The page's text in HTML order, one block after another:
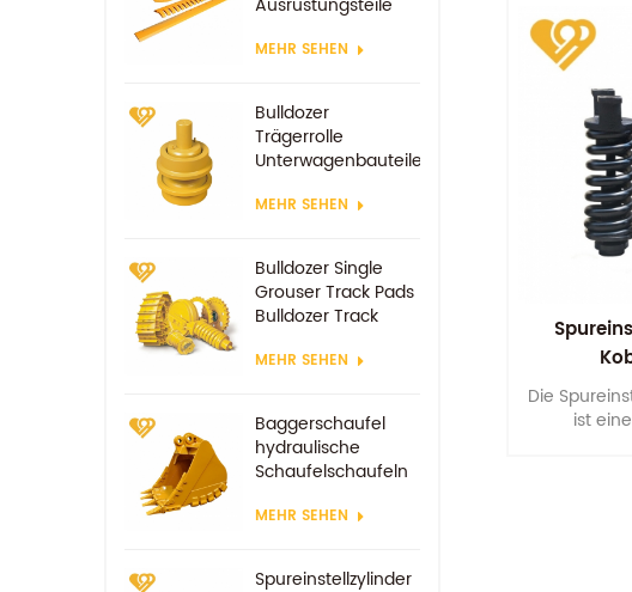
MEHR SEHEN
Bulldozer
Trägerrolle
Unterwagenbauteile
MEHR SEHEN
Bulldozer Single
Grouser Track Pads
Bulldozer Track
MEHR SEHEN
Baggerschaufel
hydraulische
Schaufelschaufeln
MEHR SEHEN
Spureinstellzylinder
Die
ist